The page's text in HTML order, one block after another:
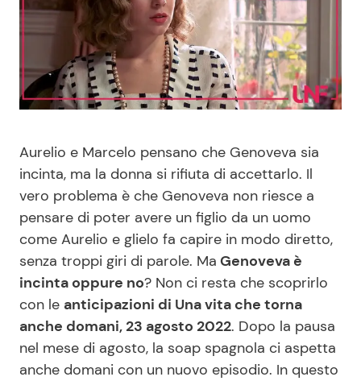
Benessere
Casa
Mondo Mamma
News benessere
Salute
Viaggi e Turismo
Festività
Cucina e Ricette
Consigli di Cucina
Le Ricette in TV
Primi Piatti
Ricette Facili e Veloci
Ricette Feste
Ricette per Bambini
Aurelio e Marcelo pensano che Genoveva sia
incinta, ma la donna si rifiuta di accettarlo. Il
vero problema è che Genoveva non riesce a
pensare di poter avere un figlio da un uomo
come Aurelio e glielo fa capire in modo diretto,
senza troppi giri di parole. Ma Genoveva è
incinta oppure no? Non ci resta che scoprirlo
con le anticipazioni di Una vita che torna
anche domani, 23 agosto 2022. Dopo la pausa
nel mese di agosto, la soap spagnola ci aspetta
anche domani con un nuovo episodio. In questo